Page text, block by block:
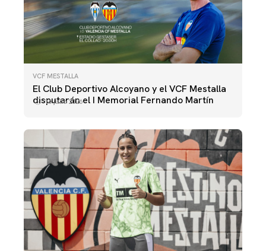
VCF MESTALLA
El Club Deportivo Alcoyano y el VCF Mestalla
disputarán el I Memorial Fernando Martín
16 julio 2026